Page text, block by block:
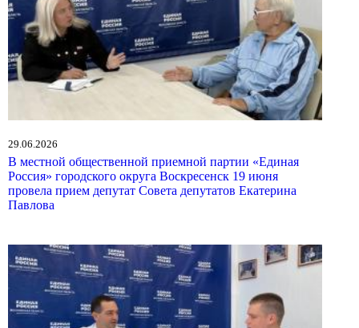
29.06.2026
В местной общественной приемной партии «Единая
Россия» городского округа Воскресенск 19 июня
провела прием депутат Совета депутатов Екатерина
Павлова